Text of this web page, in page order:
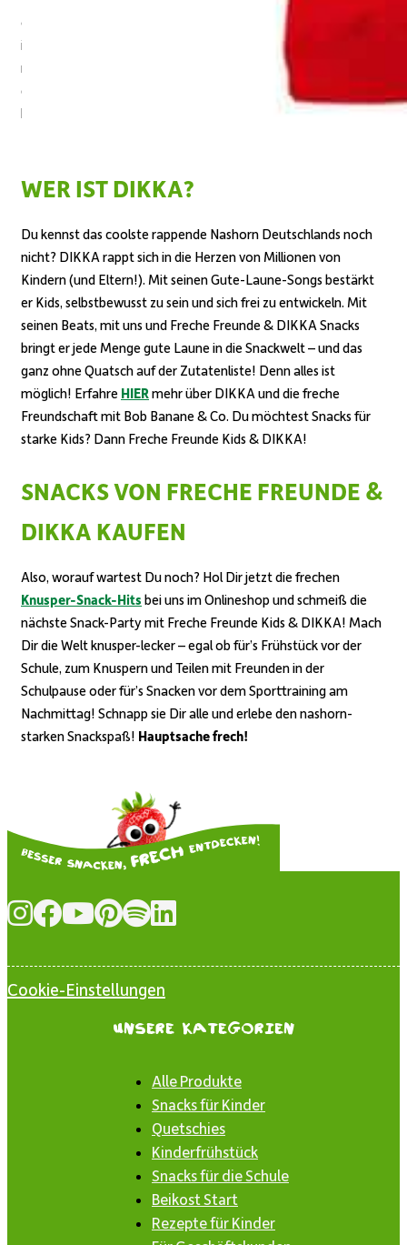
oder künstliche Aromen
, zu 100% Bio und vegan!
in unseren
Snacks findest, besteht
nur aus natürlichen Zutaten.
So werden Snacks für starke Kids
gemacht!
Deine Eltern können also ganz gechillt bleiben.
können sich sicher sein, dass Du nur das Beste naschst– freches
WER IST DIKKA?
Du kennst das coolste rappende Nashorn Deutschlands noch
nicht? DIKKArappt sich in die Herzen von Millionen von
Kindern (und Eltern!). Mit seinen Gute-Laune-Songs bestärkt
er Kids, selbstbewusst zu sein und sich frei zu entwickeln. Mit
seinen Beats, mit uns und Freche Freunde & DIKKASnacks
bringt er jede Menge gute Laune in die Snackwelt – und das
ganz ohne Quatsch auf der Zutatenliste! Denn alles ist
möglich! Erfahre HIERmehr über DIKKA und die freche
Freundschaft mit Bob Banane & Co. Du möchtest Snacks für
starke Kids? Dann Freche Freunde Kids & DIKKA!
SNACKS VON FRECHE FREUNDE &
DIKKA KAUFEN
Also, worauf wartest Du noch? Hol Dir jetzt die frechen
Knusper-Snack-Hits bei uns im Onlineshop und schmeiß die
nächste Snack-Party mit Freche Freunde Kids & DIKKA! Mach
Dir die Welt knusper-lecker – egal ob für’s Frühstück vor der
Schule, zum Knuspern und Teilen mit Freunden in der
Schulpause oder für’s Snacken vor dem Sporttraining am
Nachmittag! Schnapp sie Dir alle und erlebe den nashorn-
starken Snackspaß! Hauptsache frech!
Cookie-Einstellungen
Unsere Kategorien
Alle Produkte
Snacks für Kinder
Quetschies
Kinderfrühstück
Snacks für die Schule
Beikost Start
Rezepte für Kinder